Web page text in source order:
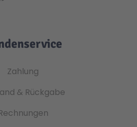
Zahlung
& Rückgabe